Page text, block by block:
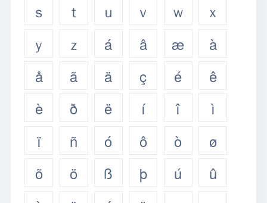
ｓ
ｔ ｕ ｖ ｗ
ｘ
ｙ
ｚ á â æ
à
å
ã ä ç é
ê
è
ð ë í î
ì
ï
ñ ó ô ò
ø
õ
ö ß þ ú
û